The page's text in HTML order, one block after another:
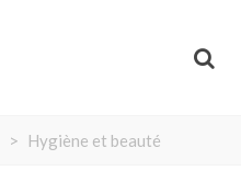
> Hygiène et beauté